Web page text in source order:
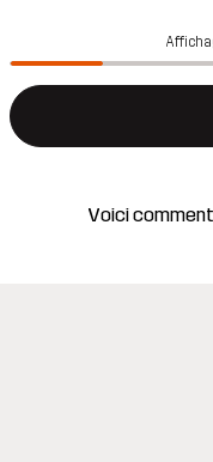
Voici